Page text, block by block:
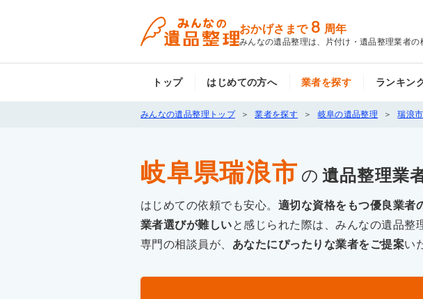
おかげさまで 8 周年
みんなの遺品整理は、片付け・遺品整理業者の
トップ はじめての方へ 業者を探す ランキン
みんなの遺品整理トップ 業者を探す 岐阜の遺品整理 瑞浪
岐阜県瑞浪市 の 遺品整理業
はじめての依頼でも安心。 適切な資格をもつ優良業者
業者選びが難しいと感じられた際は、みんなの遺品整
専門の相談員が、 あなたにぴったりな業者をご提案い